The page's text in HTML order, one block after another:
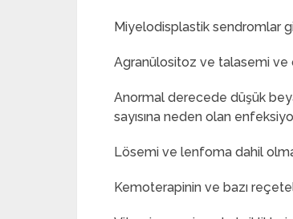
Miyelodisplastik sendromlar
Agranülositoz ve talasemi ve
Anormal derecede düşük
sayısına neden olan
Lösemi ve lenfoma dahil
Kemoterapinin ve bazı